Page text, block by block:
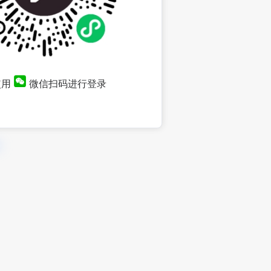
微信扫码进行登录